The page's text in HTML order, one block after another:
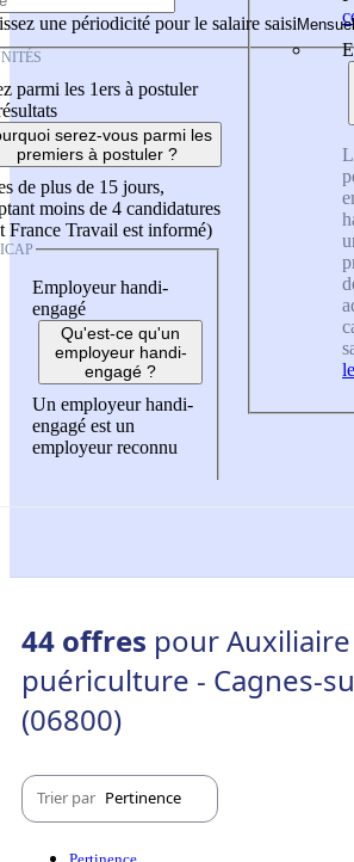
une périodicité pour le salaire saisi
parmi les 1ers à postuler
serez-vous parmi les
premiers à postuler ?
de plus de 15 jours,
moins de 4 candidatures
France Travail est informé)
Employeur handi-
engagé
Qu'est-ce qu'un
employeur handi-
engagé ?
Un employeur handi-
engagé est un
employeur reconnu
44 offres pour
puériculture - Cagnes-
(06800)
Trier par Pertinence